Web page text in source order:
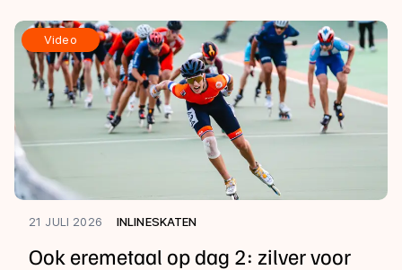
Video
21 JULI 2026 INLINESKATEN
Ook eremetaal op dag 2: zilver voor